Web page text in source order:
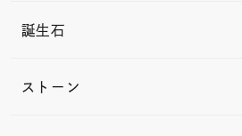
誕生石
ストーン